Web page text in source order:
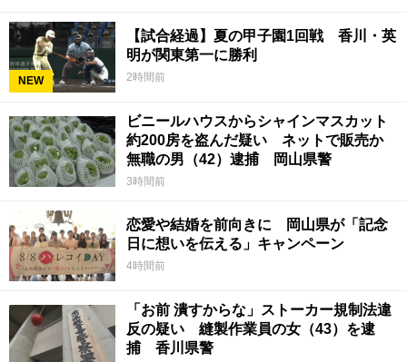
NEW
【試合経過】夏の甲子園1回戦 香川・英
明が関東第一に勝利
2時間前
ビニールハウスからシャインマスカット
約200房を盗んだ疑い ネットで販売か
無職の男（42）逮捕 岡山県警
3時間前
恋愛や結婚を前向きに 岡山県が「記念
日に想いを伝える」キャンペーン
4時間前
「お前 潰すからな」ストーカー規制法違
反の疑い 縫製作業員の女（43）を逮
捕 香川県警